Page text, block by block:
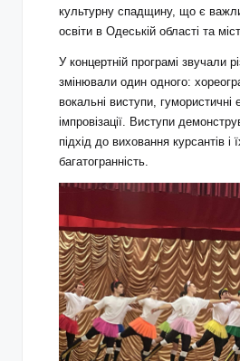
культурну спадщину, що є
освіти в Одеській області та
У концертній програмі звучали
змінювали один одного:
вокальні виступи, гумористичні
імпровізації. Виступи
підхід до виховання курсантів і
багатогранність.